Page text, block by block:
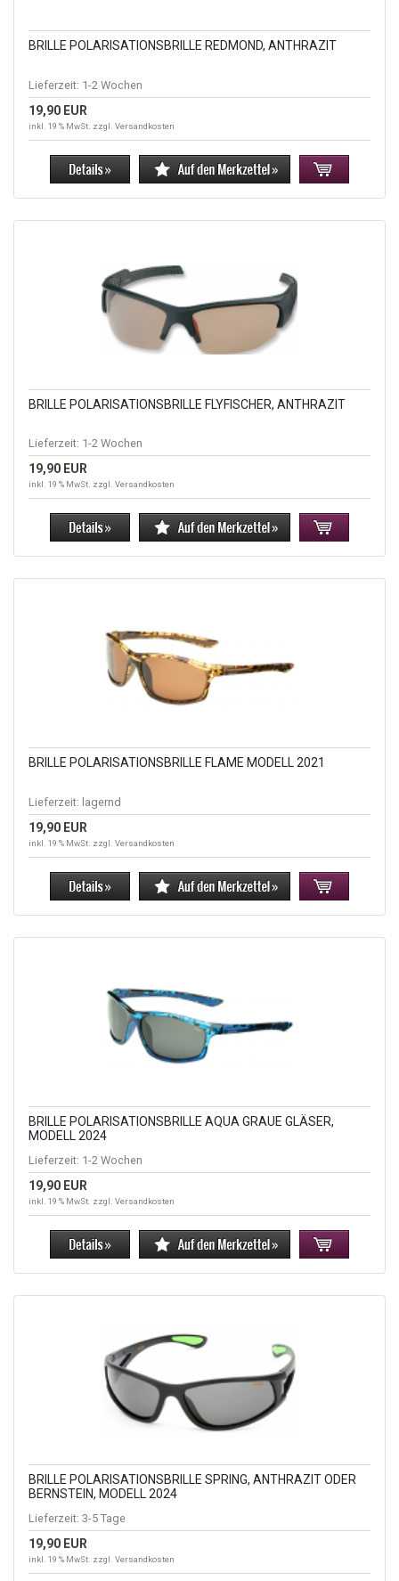
BRILLE POLARISATIONSBRILLE REDMOND, ANTHRAZIT
Lieferzeit: 1-2 Wochen
19,90 EUR
inkl. 19 % MwSt. zzgl. Versandkosten
BRILLE POLARISATIONSBRILLE FLYFISCHER, ANTHRAZIT
Lieferzeit: 1-2 Wochen
19,90 EUR
inkl. 19 % MwSt. zzgl. Versandkosten
BRILLE POLARISATIONSBRILLE FLAME MODELL 2021
Lieferzeit: lagernd
19,90 EUR
inkl. 19 % MwSt. zzgl. Versandkosten
BRILLE POLARISATIONSBRILLE AQUA GRAUE GLÄSER,
MODELL 2024
Lieferzeit: 1-2 Wochen
19,90 EUR
inkl. 19 % MwSt. zzgl. Versandkosten
BRILLE POLARISATIONSBRILLE SPRING, ANTHRAZIT ODER
BERNSTEIN, MODELL 2024
Lieferzeit: 3-5 Tage
19,90 EUR
inkl. 19 % MwSt. zzgl. Versandkosten